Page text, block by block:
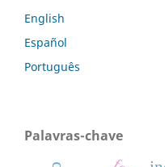
English
Español
Português
Palavras-chave